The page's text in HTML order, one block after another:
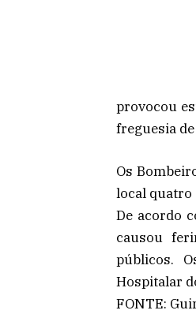
provocou
freguesia
Os
local quatro
De acordo
causou
públicos.
Hospitalar
FONTE: